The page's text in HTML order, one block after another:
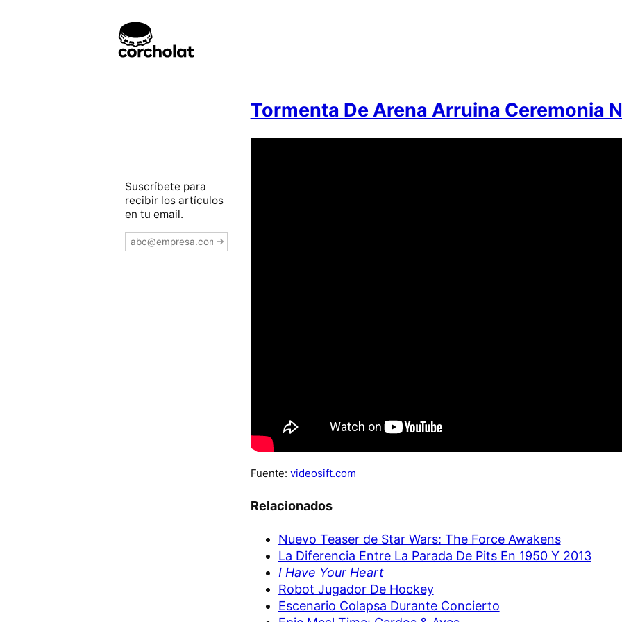
Tormenta De Arena Arruina Ceremonia
Fuente: videosift.com
Relacionados
Nuevo Teaser de Star Wars: The Force Awakens
La Diferencia Entre La Parada De Pits En 1950 Y 2013
I Have Your Heart
Robot Jugador De Hockey
Escenario Colapsa Durante Concierto
Suscríbete para
recibir los artículos
en tu email.